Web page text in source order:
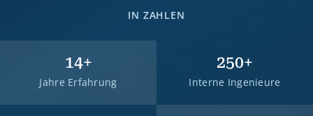
IN ZAHLEN
14+
Jahre Erfahrung
250+
Interne Ingenieure